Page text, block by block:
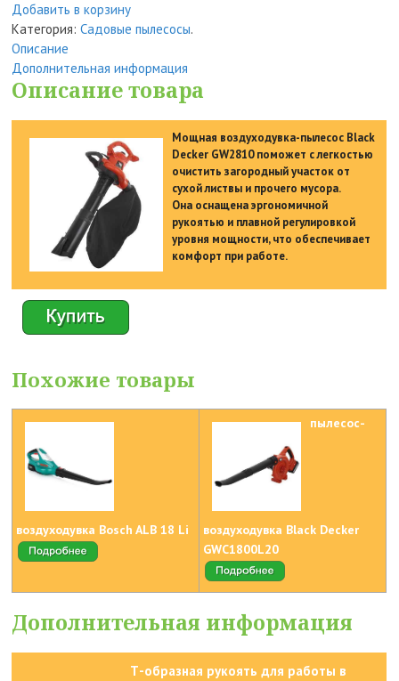
УБ.
Добавить в корзину
Категория:Садовые пылесосы.
Описание
Дополнительная информация
Описание товара
Мощная воздуходувка-пылесос Black
Decker GW2810 поможет с легкостью
очистить загородный участок от
сухой листвы и прочего мусора.
Она оснащена эргономичной
рукоятью и плавной регулировкой
уровня мощности, что обеспечивает
комфорт при работе.
Похожие товары
воздуходувка Bosch ALB 18 Li
пылесос-
воздуходувка Black Decker
GWC1800L20
Дополнительная информация
Т-образная рукоять для работы в